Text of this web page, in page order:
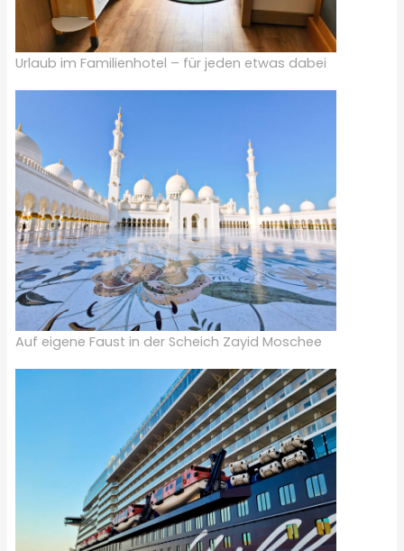
Urlaub im Familienhotel – für jeden etwas dabei
Auf eigene Faust in der Scheich Zayid Moschee